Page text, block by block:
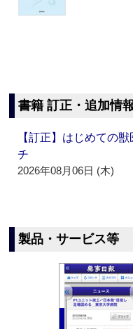
書籍 訂正・追加情
【訂正】はじめての
チ
2026年08月06日 (木)
製品・サービス等